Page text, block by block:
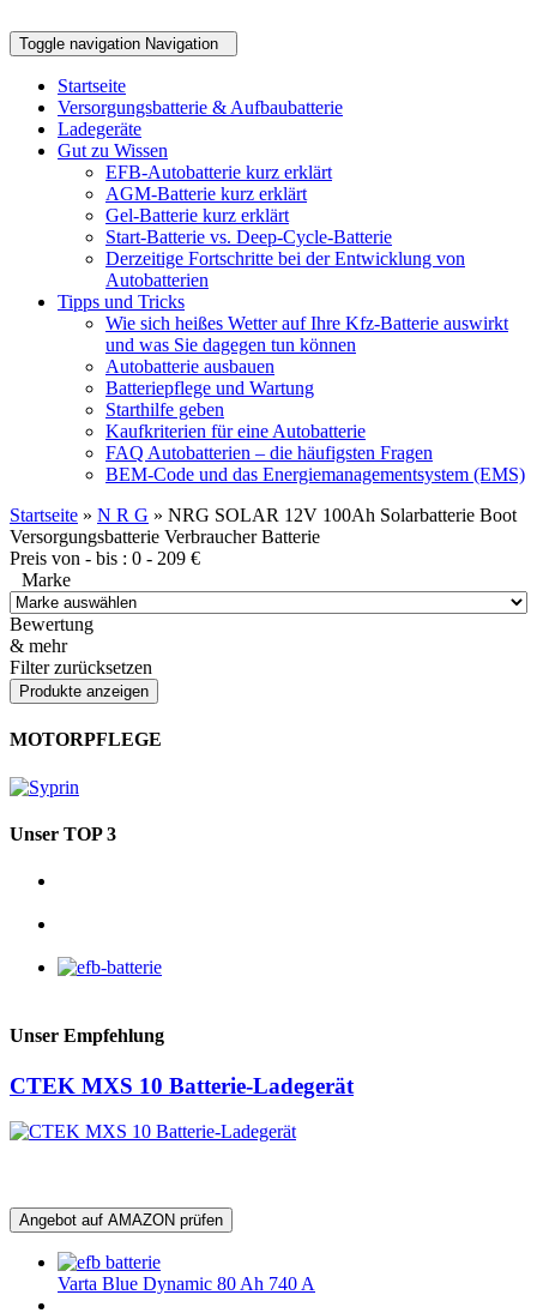
Toggle navigation Navigation
Startseite
Versorgungsbatterie & Aufbaubatterie
Ladegeräte
Gut zu Wissen
EFB-Autobatterie kurz erklärt
AGM-Batterie kurz erklärt
Gel-Batterie kurz erklärt
Start-Batterie vs. Deep-Cycle-Batterie
Derzeitige Fortschritte bei der Entwicklung von
Autobatterien
Tipps und Tricks
Wie sich heißes Wetter auf Ihre Kfz-Batterie auswirkt
und was Sie dagegen tun können
Autobatterie ausbauen
Batteriepflege und Wartung
Starthilfe geben
Kaufkriterien für eine Autobatterie
FAQ Autobatterien – die häufigsten Fragen
BEM-Code und das Energiemanagementsystem (EMS)
Startseite » N R G » NRG SOLAR 12V 100Ah Solarbatterie Boot
Versorgungsbatterie Verbraucher Batterie
Preis von - bis : 0 - 209 €
Marke
Bewertung
& mehr
Filter zurücksetzen
MOTORPFLEGE
Unser TOP 3
Unser Empfehlung
CTEK MXS 10 Batterie-Ladegerät
Angebot auf AMAZON prüfen
Varta Blue Dynamic 80 Ah 740 A